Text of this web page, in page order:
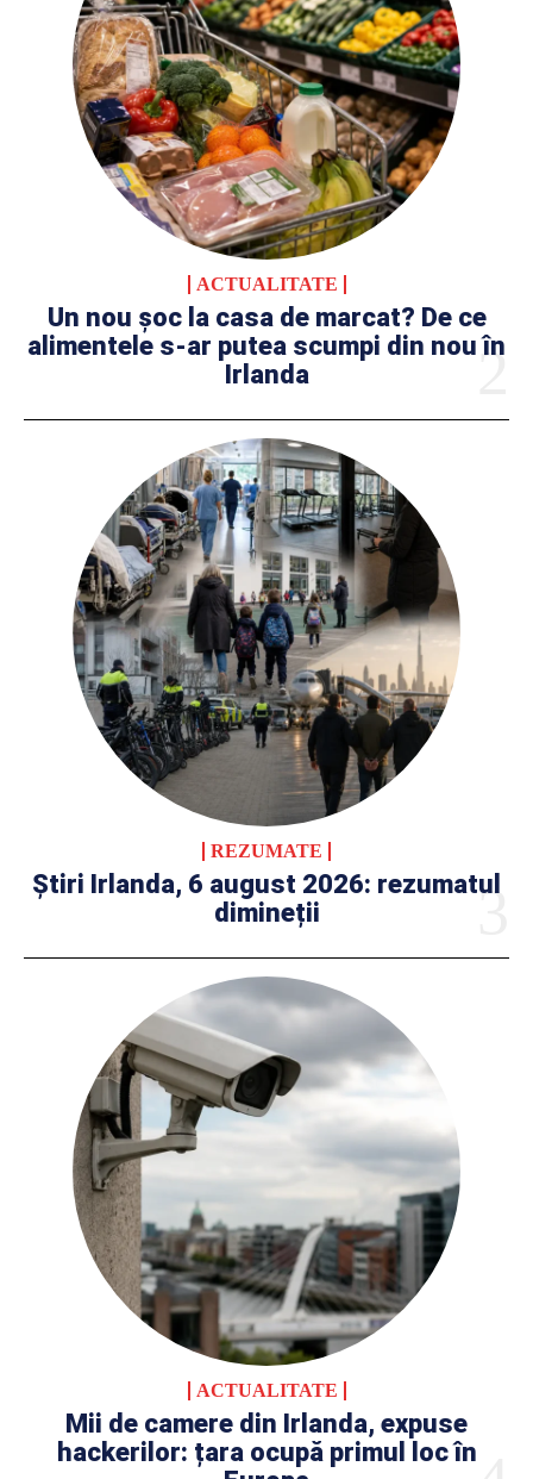
ACTUALITATE
Un nou șoc la casa de marcat? De ce
alimentele s-ar putea scumpi din nou în
Irlanda
REZUMATE
Știri Irlanda, 6 august 2026: rezumatul
dimineții
ACTUALITATE
Mii de camere din Irlanda, expuse
hackerilor: țara ocupă primul loc în